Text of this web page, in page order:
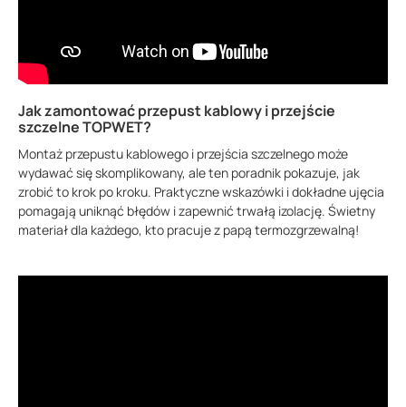
Jak zamontować przepust kablowy i przejście
szczelne TOPWET?
Montaż przepustu kablowego i przejścia szczelnego może
wydawać się skomplikowany, ale ten poradnik pokazuje, jak
zrobić to krok po kroku. Praktyczne wskazówki i dokładne ujęcia
pomagają uniknąć błędów i zapewnić trwałą izolację. Świetny
materiał dla każdego, kto pracuje z papą termozgrzewalną!